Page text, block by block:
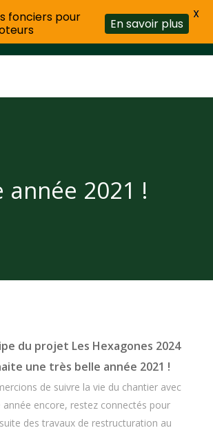
année 2021 !
du projet Les Hexagones 2024
une très belle année 2021 !
de suivre la vie du chantier avec
année encore, restez connectés pour
des travaux de restructuration au
fonciers pour
En savoir plus
X